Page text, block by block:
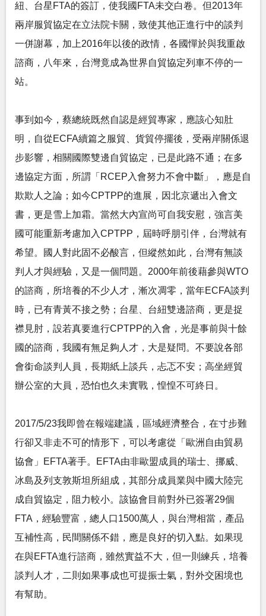
紐、台星FTA的簽訂，使我國FTA未交白卷。但2013年
兩岸服貿協定在立法院卡關，致使其他正進行中的談判
一併謝幕，加上2016年以後的政情，各國憚於與我重啟
諮商，八年來，台灣竟成為世界自貿協定列車不停的一
站。
事到如今，蔡總統既然自認是經貿專家，應該心知肚
明，自從ECFA續篇之服貿、貨貿停擺後，受兩岸關係退
步影響，相關國際雙邊自貿協定，已是此路不通；在多
邊協定方面，所謂「RCEP入會努力不會中斷」，應是自
欺欺人之論；如今CPTPP的進展，因北京遞出入會文
書，更是雪上加霜。當然大內宣尚可自我安慰，強言美
國可能重新考慮加入CPTPP，屆時呼朋引伴，台灣就有
希望。國人對此固不必酸言，但縱然如此，台灣有無談
判人才與經驗，又是一個問題。2000年前後藉參與WTO
的諮商，所培養的不少人才，漸次凋零，當年ECFA談判
時，已有青黃不接之勢；台星、台紐雙邊諮商，更是捉
襟見肘，設若真要進行CPTPP的入會，光是事前與十餘
國的諮商，我國有無足夠人才，大是疑問。不要說各部
會銜命談判人員，長期紙上談兵，忐忑不安；高坐經貿
辦公室的大員，恐怕也久未實戰，惶惶不可終日。
2017/5/23我即曾在報端建議，區域經濟整合，在寸步難
行卻又非走不可的情形下，可以考慮從「歐洲自由貿易
協會」EFTA著手。EFTA由非歐盟成員的瑞士、挪威、
冰島及列支敦斯坦所組成，其部分成員業與中國大陸完
成自貿協定，阻力較小。該協會目前對外已簽署29個
FTA，經驗豐富，總人口1500萬人，與台灣相當，產品
互補性高，民間關係不錯，應是良好的切入點。如果現
在與EFTA進行諮商，雖然實益不大，但一則練兵，培養
談判人才，二則如果事成也可提振士氣，對外交困境也
有幫助。